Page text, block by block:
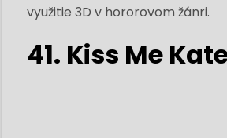
využitie 3D v hororovom žánri.
41. Kiss Me